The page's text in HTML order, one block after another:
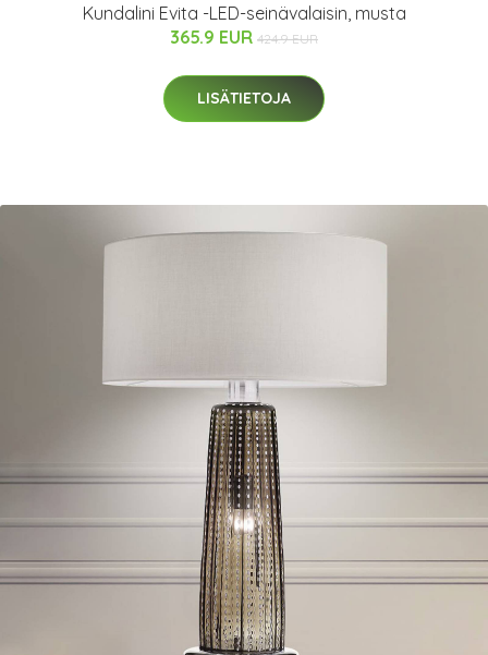
Kundalini Evita -LED-seinävalaisin, musta
365.9 EUR 424.9 EUR
LISÄTIETOJA